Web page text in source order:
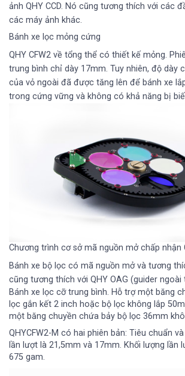
ảnh QHY CCD. Nó cũng tương thích với các
các máy ảnh khác.
Bánh xe lọc mỏng cứng
QHY CFW2 về tổng thể có thiết kế mỏng.
trung bình chỉ dày 17mm. Tuy nhiên, độ dày
của vỏ ngoài đã được tăng lên để bánh xe
trong cứng vững và không có khả năng bị
Chương trình cơ sở mã nguồn mở chấp nhận
Bánh xe bộ lọc có mã nguồn mở và tương
cũng tương thích với QHY OAG (guider ngoài
Bánh xe lọc cỡ trung bình. Hỗ trợ một băng
lọc gắn kết 2 inch hoặc bộ lọc không lắp
một băng chuyền chứa bảy bộ lọc 36mm
QHYCFW2-M có hai phiên bản: Tiêu chuẩn
lần lượt là 21,5mm và 17mm. Khối lượng lần
675 gam.